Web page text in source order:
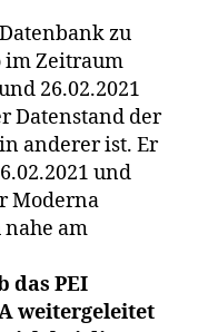
zu
im Zeitraum
26.02.2021
Datenstand der
anderer ist. Er
und
Moderna
am
das PEI
weitergeleitet